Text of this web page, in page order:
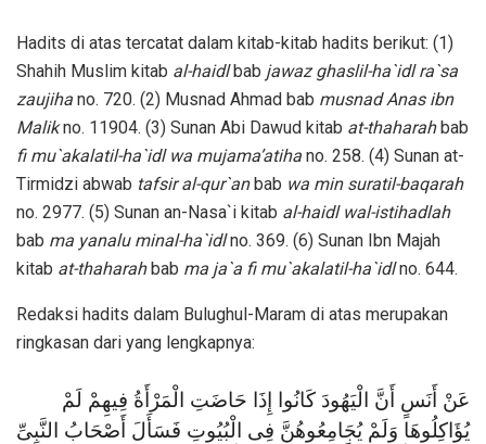
Hadits di atas tercatat dalam kitab-kitab hadits berikut: (1)
Shahih Muslim kitab al-haidl bab jawaz ghaslil-ha`idl ra`sa
zaujiha no. 720. (2) Musnad Ahmad bab musnad Anas ibn
Malikno. 11904. (3) Sunan Abi Dawud kitab at-thaharah bab
fi mu`akalatil-ha`idl wa mujama’atiha no. 258. (4) Sunan at-
Tirmidzi abwab tafsir al-qur`an bab wa min suratil-baqarah
no. 2977. (5) Sunan an-Nasa`i kitab al-haidl wal-istihadlah
bab ma yanalu minal-ha`idlno. 369. (6) Sunan Ibn Majah
kitab at-thaharah bab ma ja`a fi mu`akalatil-ha`idlno. 644.
Redaksi hadits dalam Bulughul-Maram di atas merupakan
ringkasan dari yang lengkapnya:
عَنْ أَنَسٍ أَنَّ الْيَهُودَ كَانُوا إِذَا حَاضَتِ الْمَرْأَةُ فِيهِمْ لَمْ
يُؤَاكِلُوهَا وَلَمْ يُجَامِعُوهُنَّ فِى الْبُيُوتِ فَسَأَلَ أَصْحَابُ النَّبِىِّ